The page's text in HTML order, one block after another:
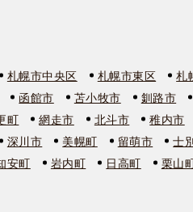
札幌市中央区 札幌市東区 札
函館市 苫小牧市 釧路市
町 網走市 北斗市 稚内市
深川市 美幌町 留萌市 士
安町 岩内町 日高町 栗山